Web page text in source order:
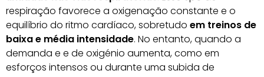
respiração favorece a oxigenação constante e o
equilíbrio do ritmo cardíaco, sobretudo em treinos de
baixa e média intensidade. No entanto, quando a
demanda e e de oxigénio aumenta, como em
esforços intensos ou durante uma subida de